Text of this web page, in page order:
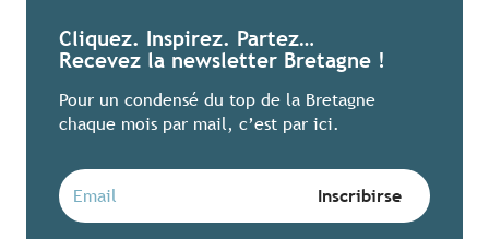
Cliquez. Inspirez. Partez…
Recevez la newsletter Bretagne !
Pour un condensé du top de la Bretagne
chaque mois par mail, c’est par ici.